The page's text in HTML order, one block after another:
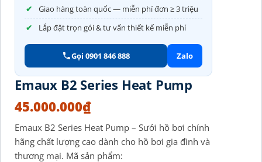
Giao hàng toàn quốc — miễn phí đơn ≥ 3 triệu
Lắp đặt trọn gói & tư vấn thiết kế miễn phí
Gọi 0901 846 888 Zalo
Emaux B2 Series Heat Pump
45.000.000₫
Emaux B2 Series Heat Pump – Sưởi hồ bơi chính
hãng chất lượng cao dành cho hồ bơi gia đình và
thương mại. Mã sản phẩm: